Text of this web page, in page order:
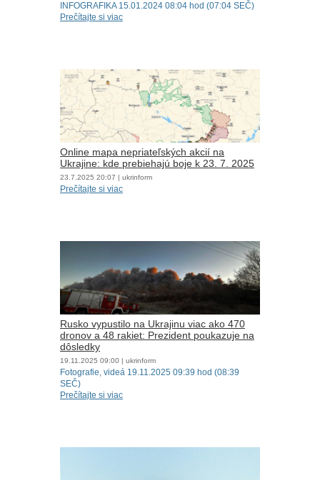
INFOGRAFIKA 15.01.2024 08:04 hod (07:04 SEČ)
Prečítajte si viac
Online mapa nepriateľských akcií na
Ukrajine: kde prebiehajú boje k 23. 7. 2025
23.7.2025 20:07 | ukrinform
Prečítajte si viac
Rusko vypustilo na Ukrajinu viac ako 470
dronov a 48 rakiet: Prezident poukazuje na
dôsledky
19.11.2025 09:00 | ukrinform
Fotografie, videá 19.11.2025 09:39 hod (08:39
SEČ)
Prečítajte si viac